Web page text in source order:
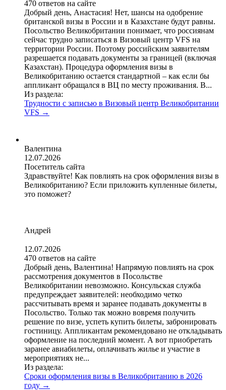
470 ответов на сайте
Добрый день, Анастасия! Нет, шансы на одобрение
британской визы в России и в Казахстане будут равны.
Посольство Великобритании понимает, что россиянам
сейчас трудно записаться в Визовый центр VFS на
территории России. Поэтому российским заявителям
разрешается подавать документы за границей (включая
Казахстан). Процедура оформления визы в
Великобританию остается стандартной – как если бы
аппликант обращался в ВЦ по месту проживания. В...
Из раздела:
Трудности с записью в Визовый центр Великобритании
VFS →
Валентина
12.07.2026
Посетитель сайта
Здравствуйте! Как повлиять на срок оформления визы в
Великобританию? Если приложить купленные билеты,
это поможет?
Андрей
12.07.2026
470 ответов на сайте
Добрый день, Валентина! Напрямую повлиять на срок
рассмотрения документов в Посольстве
Великобритании невозможно. Консульская служба
предупреждает заявителей: необходимо четко
рассчитывать время и заранее подавать документы в
Посольство. Только так можно вовремя получить
решение по визе, успеть купить билеты, забронировать
гостиницу. Аппликантам рекомендовано не откладывать
оформление на последний момент. А вот приобретать
заранее авиабилеты, оплачивать жилье и участие в
мероприятиях не...
Из раздела:
Сроки оформления визы в Великобританию в 2026
году →